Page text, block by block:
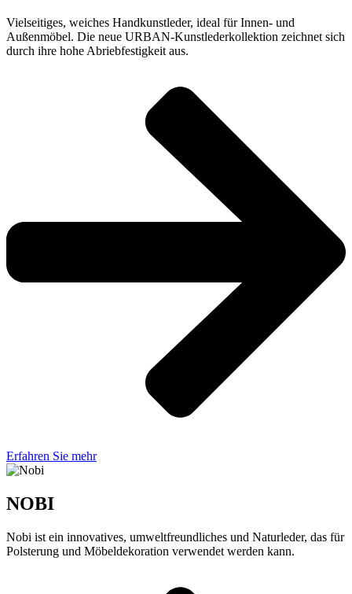
Vielseitiges, weiches Handkunstleder, ideal für Innen- und
Außenmöbel. Die neue URBAN-Kunstlederkollektion zeichnet sich
durch ihre hohe Abriebfestigkeit aus.
Erfahren Sie mehr
NOBI
Nobi ist ein innovatives, umweltfreundliches und Naturleder, das für
Polsterung und Möbeldekoration verwendet werden kann.